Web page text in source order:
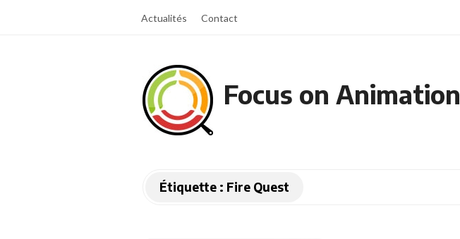
Actualités Contact
Focus on Animation
Étiquette : Fire Quest